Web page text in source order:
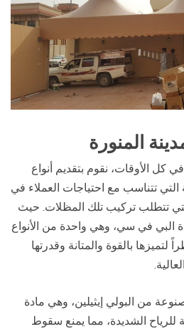
المنورة
كل الأوقات، نقوم بتقديم أنواع
تتناسب مع احتياجات العملاء في
تتطلب تركيب تلك المظلات. حيث
البي في سي، وهي واحدة من الأنواع
لتميزها بالقوة والمتانة وقدرتها
من البولي إيثيلين، وهي مادة
الشديدة، مما يمنع سقوط